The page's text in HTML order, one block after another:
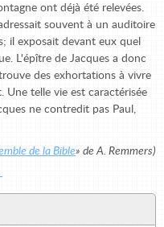
ont déjà été relevées.
souvent à un auditoire
il exposait devant eux quel
L'épître de Jacques a donc
des exhortations à vivre
Une telle vie est caractérisée
ne contredit pas Paul,
de la Bible» de A. Remmers)